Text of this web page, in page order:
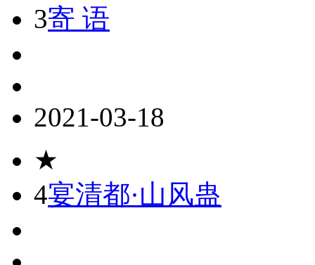
3寄 语
2021-03-18
★
4宴清都·山风蛊